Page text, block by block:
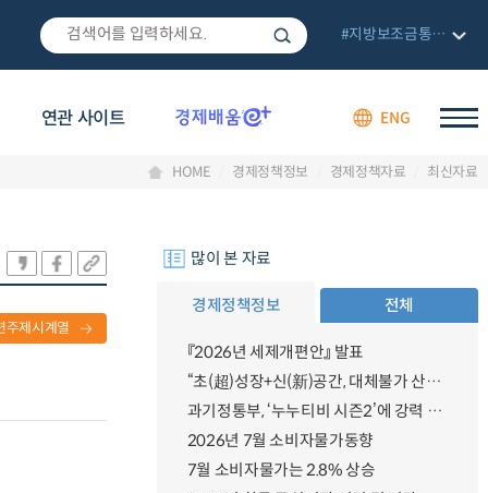
연관 사이트 ENG
#지방보조금통합관리망
HOME 경제정책정보 경제정책자료 최신자료
주제시계열
많이 본 자료
경제정책정보 전체
『2026년 세제개편안』 발표
“초(超)성장+신(新)공간, 대체불가 산업강국”
과기정통부, ‘누누티비 시즌2’에 강력 대응 의지 밝혀
2026년 7월 소비자물가동향
7월 소비자물가는 2.8% 상승